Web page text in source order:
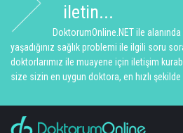
iletin...
DoktorumOnline.NET ile
yaşadığınız sağlık problemi ile ilgili soru
doktorlarımız ile muayene için iletişim
size sizin en uygun doktora, en hızlı şekilde